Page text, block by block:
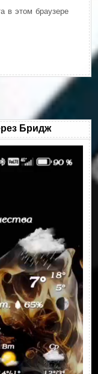
в этом браузере
Бридж